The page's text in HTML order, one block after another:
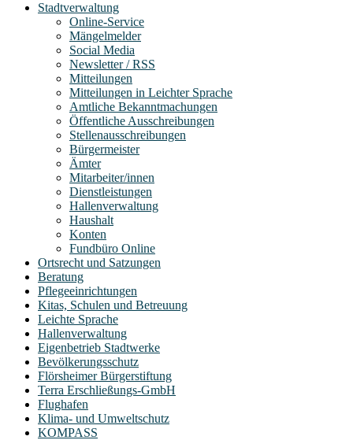
Stadtverwaltung
Online-Service
Mängelmelder
Social Media
Newsletter / RSS
Mitteilungen
Mitteilungen in Leichter Sprache
Amtliche Bekanntmachungen
Öffentliche Ausschreibungen
Stellenausschreibungen
Bürgermeister
Ämter
Mitarbeiter/innen
Dienstleistungen
Hallenverwaltung
Haushalt
Konten
Fundbüro Online
Ortsrecht und Satzungen
Beratung
Pflegeeinrichtungen
Kitas, Schulen und Betreuung
Leichte Sprache
Hallenverwaltung
Eigenbetrieb Stadtwerke
Bevölkerungsschutz
Flörsheimer Bürgerstiftung
Terra Erschließungs-GmbH
Flughafen
Klima- und Umweltschutz
KOMPASS